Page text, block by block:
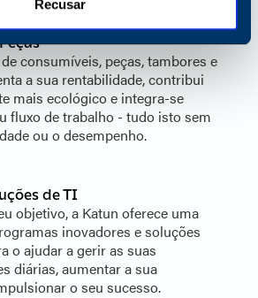
Recusar
consumíveis, peças, tambores e
a sua rentabilidade, contribui
mais ecológico e integra-se
fluxo de trabalho - tudo isto sem
ou o desempenho.
de TI
objetivo, a Katun oferece uma
inovadores e soluções
o ajudar a gerir as suas
diárias, aumentar a sua
o seu sucesso.